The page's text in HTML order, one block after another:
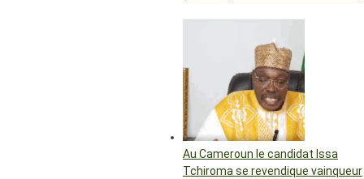
Au Cameroun le candidat Issa
Tchiroma se revendique vainqueur